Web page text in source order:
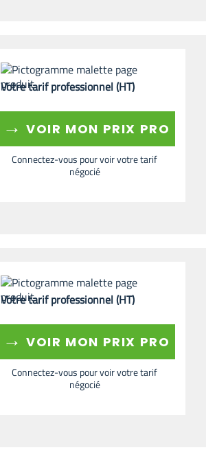
Votre tarif professionnel (HT)
→ VOIR MON PRIX PRO
Connectez-vous pour voir votre tarif
négocié
Votre tarif professionnel (HT)
→ VOIR MON PRIX PRO
Connectez-vous pour voir votre tarif
négocié